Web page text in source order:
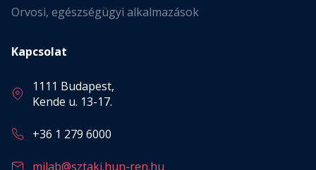
Orvosi, egészségügyi alkalmazások
Kapcsolat
1111 Budapest,
Kende u. 13-17.
+36 1 279 6000
milab@sztaki.hun-ren.hu